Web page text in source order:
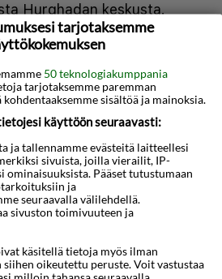
Hurghadan keskusta.
on ilmastointi, minibaari
tarjoavat
Käytössäsi on kylpyhuone,
hiustenkuivaaja. Varusteluun
ja ilmainen pullovesi.
pesulapalvelut, ympäri
vastaanotto ja
Tämä hotelli tarjoaa
kokoustilat: konferenssitila
on
(saatavilla ympäri
tarjotaksemme
50 teknologiakumppania
tarjotaksemme paremman
sisältöä ja mainoksia.
käyttöön seuraavasti:
ja tallennamme evästeitä laitteellesi
sivuista, joilla vierailit, IP-
ominaisuuksista. Pääset tutustumaan
ja
seuraavalla välilehdellä.
sivuston toimivuuteen ja
käsitellä tietoja myös ilman
oikeutettu peruste. Voit vastustaa